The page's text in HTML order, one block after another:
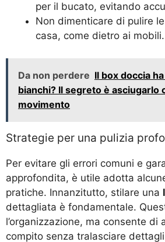
per il bucato, evitando
Non dimenticare di pulire
casa, come dietro ai mobili.
Da non perdere Il box doccia
bianchi? Il segreto è asciugarlo
movimento
Strategie per una pulizia
Per evitare gli errori comuni e
approfondita, è utile adotta
pratiche. Innanzitutto, stilare una
dettagliata è fondamentale.
l’organizzazione, ma consente di
compito senza tralasciare